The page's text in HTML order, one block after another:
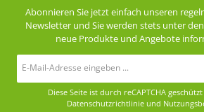
Abonnieren Sie jetzt einfach unseren
Newsletter und Sie werden stets unter
neue Produkte und Angebote
Diese Seite ist durch reCAPTCHA
Datenschutzrichtlinie und